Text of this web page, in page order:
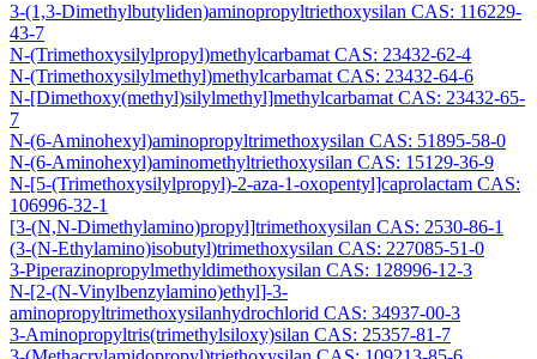
3-(1,3-Dimethylbutyliden)aminopropyltriethoxysilan CAS: 116229-
43-7
N-(Trimethoxysilylpropyl)methylcarbamat CAS: 23432-62-4
N-(Trimethoxysilylmethyl)methylcarbamat CAS: 23432-64-6
N-[Dimethoxy(methyl)silylmethyl]methylcarbamat CAS: 23432-65-
7
N-(6-Aminohexyl)aminopropyltrimethoxysilan CAS: 51895-58-0
N-(6-Aminohexyl)aminomethyltriethoxysilan CAS: 15129-36-9
N-[5-(Trimethoxysilylpropyl)-2-aza-1-oxopentyl]caprolactam CAS:
106996-32-1
[3-(N,N-Dimethylamino)propyl]trimethoxysilan CAS: 2530-86-1
(3-(N-Ethylamino)isobutyl)trimethoxysilan CAS: 227085-51-0
3-Piperazinopropylmethyldimethoxysilan CAS: 128996-12-3
N-[2-(N-Vinylbenzylamino)ethyl]-3-
aminopropyltrimethoxysilanhydrochlorid CAS: 34937-00-3
3-Aminopropyltris(trimethylsiloxy)silan CAS: 25357-81-7